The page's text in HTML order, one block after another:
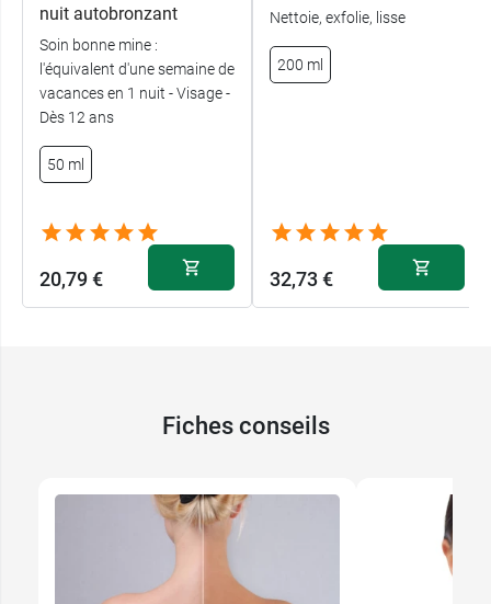
nuit autobronzant
Soin bonne mine :
l'équivalent d'une semaine de
vacances en 1 nuit - Visage -
Dès 12 ans
50 ml
20,79 €
Nettoie, exfolie, lisse
200 ml
32,73 €
Fiches conseils